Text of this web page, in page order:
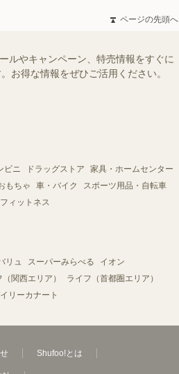
ページの先頭へ
ルやキャンペーン、特売情報をすぐに
お得な情報をぜひご活用ください。
ビニ ドラッグストア
家具・ホームセンター
もちゃ 車・バイク
スポーツ用品・自転車
ィットネス
リュ スーパーみらべる
イオン
関西エリア）
ライフ（首都圏エリア）
リーカナート
Shufoo!とは